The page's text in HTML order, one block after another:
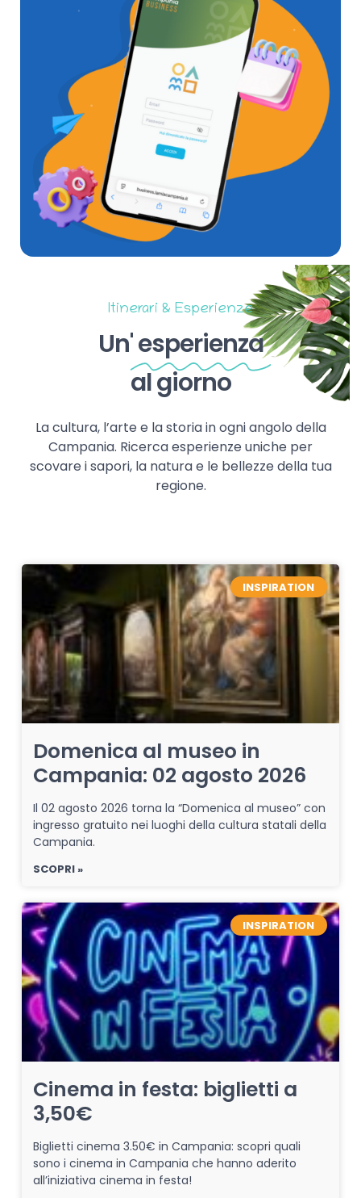
Itinerari & Esperienze
Un'esperienza
al giorno
La cultura, l’arte e la storia in ogni angolo della
Campania. Ricerca esperienze uniche per
scovare i sapori, la natura e le bellezze della tua
regione.
INSPIRATION
Domenica al museo in
Campania: 02 agosto 2026
Il 02 agosto 2026 torna la “Domenica al museo” con
ingresso gratuito nei luoghi della cultura statali della
Campania.
SCOPRI »
INSPIRATION
Cinema in festa: biglietti a
3,50€
Biglietti cinema 3.50€ in Campania: scopri quali
sono i cinema in Campania che hanno aderito
all’iniziativa cinema in festa!